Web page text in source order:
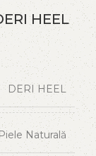
HEEL
DERI HEEL
Piele Naturală